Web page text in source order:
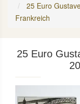
25 Euro
Frankreich
25 Euro